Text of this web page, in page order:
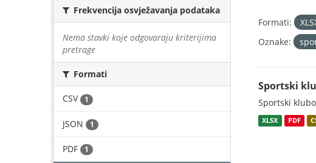
Frekvencija osvježavanja podataka
Nema stavki koje odgovaraju kriterijima
pretrage
Formati
CSV 1
JSON 1
PDF 1
Formati:
Oznake:
Sportski
Sportski
XLSX PDF